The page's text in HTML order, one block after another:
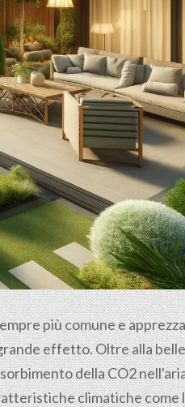
più comune e
effetto. Oltre alla
della CO2
climatiche come